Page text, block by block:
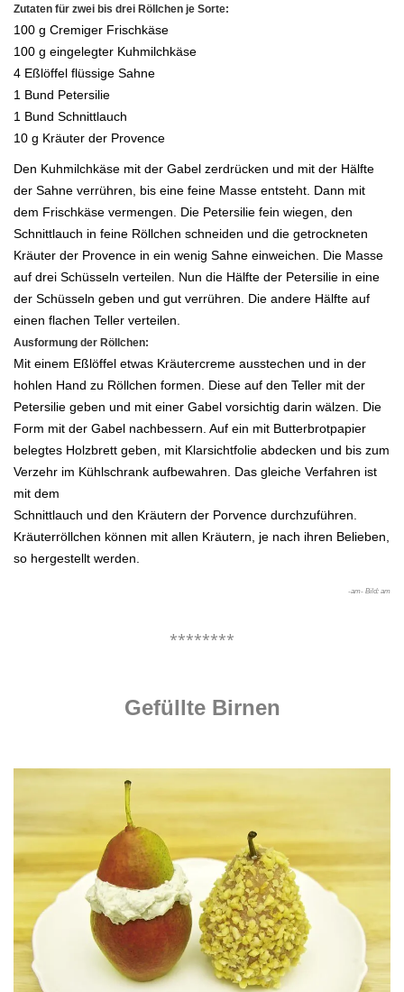
Zutaten für zwei bis drei Röllchen je Sorte:
100 g Cremiger Frischkäse
100 g eingelegter Kuhmilchkäse
4 Eßlöffel flüssige Sahne
1 Bund Petersilie
1 Bund Schnittlauch
10 g Kräuter der Provence
Den Kuhmilchkäse mit der Gabel zerdrücken und mit der Hälfte
der Sahne verrühren, bis eine feine Masse entsteht. Dann mit
dem Frischkäse vermengen. Die Petersilie fein wiegen, den
Schnittlauch in feine Röllchen schneiden und die getrockneten
Kräuter der Provence in ein wenig Sahne einweichen. Die Masse
auf drei Schüsseln verteilen. Nun die Hälfte der Petersilie in eine
der Schüsseln geben und gut verrühren. Die andere Hälfte auf
einen flachen Teller verteilen.
Ausformung der Röllchen:
Mit einem Eßlöffel etwas Kräutercreme ausstechen und in der
hohlen Hand zu Röllchen formen. Diese auf den Teller mit der
Petersilie geben und mit einer Gabel vorsichtig darin wälzen. Die
Form mit der Gabel nachbessern. Auf ein mit Butterbrotpapier
belegtes Holzbrett geben, mit Klarsichtfolie abdecken und bis zum
Verzehr im Kühlschrank aufbewahren. Das gleiche Verfahren ist
mit dem
Schnittlauch und den Kräutern der Porvence durchzuführen.
Kräuterröllchen können mit allen Kräutern, je nach ihren Belieben,
so hergestellt werden.
-am- Bild: am
********
Gefüllte Birnen